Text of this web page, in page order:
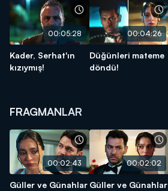
00:05:28
Kader, Serhat'ın
kızıymış!
00:04:26
Düğünleri mateme
döndü!
FRAGMANLAR
00:02:43
Güller ve Günahlar
00:02:02
Güller ve Günahlar